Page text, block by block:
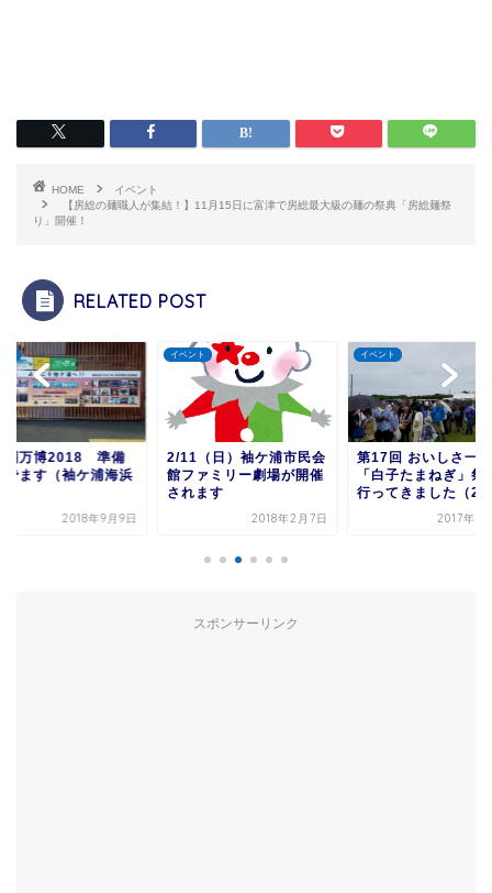
HOME
イベント
【房総の麺職人が集結！】11月15日に富津で房総最大級の麺の祭典「房総麺祭
り」開催！
RELATED POST
團万博2018 準備
でます（袖ケ浦海浜
2018年9月9日
イベント
2/11（日）袖ケ浦市民会
館ファミリー劇場が開催
されます
2018年2月7日
イベント
第17回 おいしさ一番
「白子たまねぎ」祭
行ってきました（
2017年5
スポンサーリンク